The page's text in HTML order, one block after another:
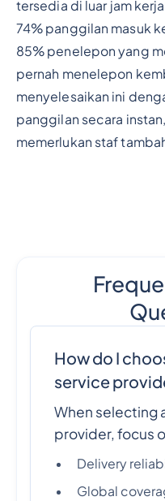
tersedia di luar jam
74% panggilan masuk
85% penelepon yang
pernah menelepon
menyelesaikan ini
panggilan secara
memerlukan staf
How do I
service
When selecting
provider, focus
Delivery
Global